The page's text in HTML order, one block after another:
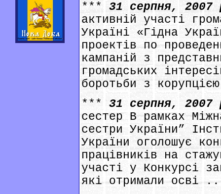
***31 серпня,
активній участі
Україні «Гідна
проектів по
кампаній з
громадських
боротьби з
***31 серпня,
сестер В рамках
сестри України”
України оголошує
працівників на
участі у Конкурсі
які отримали осві